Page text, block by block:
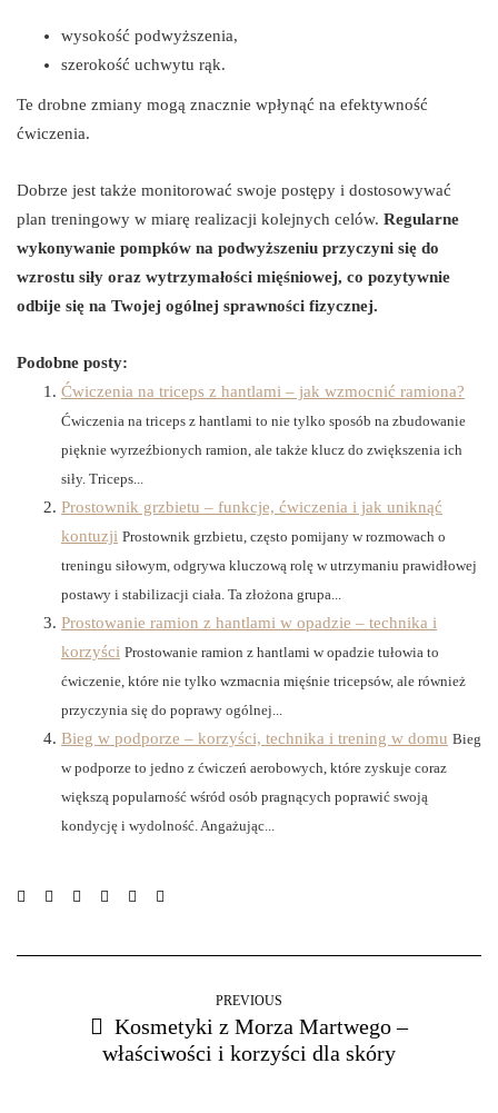
wysokość podwyższenia,
szerokość uchwytu rąk.
Te drobne zmiany mogą znacznie wpłynąć na efektywność
ćwiczenia.
Dobrze jest także monitorować swoje postępy i dostosowywać
plan treningowy w miarę realizacji kolejnych celów. Regularne
wykonywanie pompków na podwyższeniu przyczyni się do
wzrostu siły oraz wytrzymałości mięśniowej, co pozytywnie
odbije się na Twojej ogólnej sprawności fizycznej.
Podobne posty:
Ćwiczenia na triceps z hantlami – jak wzmocnić ramiona?
Ćwiczenia na triceps z hantlami to nie tylko sposób na zbudowanie
pięknie wyrzeźbionych ramion, ale także klucz do zwiększenia ich
siły. Triceps...
Prostownik grzbietu – funkcje, ćwiczenia i jak uniknąć
kontuzji Prostownik grzbietu, często pomijany w rozmowach o
treningu siłowym, odgrywa kluczową rolę w utrzymaniu prawidłowej
postawy i stabilizacji ciała. Ta złożona grupa...
Prostowanie ramion z hantlami w opadzie – technika i
korzyści Prostowanie ramion z hantlami w opadzie tułowia to
ćwiczenie, które nie tylko wzmacnia mięśnie tricepsów, ale również
przyczynia się do poprawy ogólnej...
Bieg w podporze – korzyści, technika i trening w domu Bieg
w podporze to jedno z ćwiczeń aerobowych, które zyskuje coraz
większą popularność wśród osób pragnących poprawić swoją
kondycję i wydolność. Angażując...
PREVIOUS
Kosmetyki z Morza Martwego –
właściwości i korzyści dla skóry